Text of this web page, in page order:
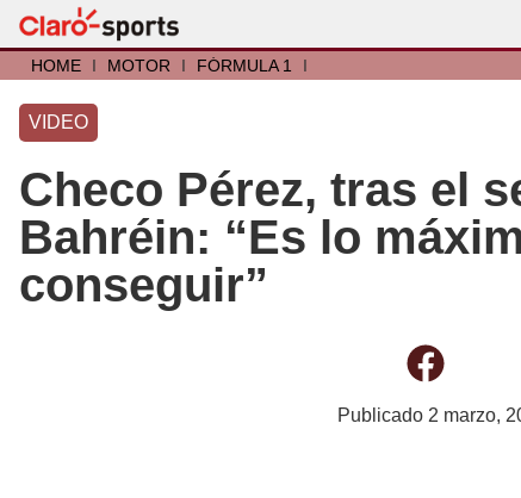
HOME I MOTOR I FÓRMULA 1 I
VIDEO
Checo Pérez, tras el
Bahréin: “Es lo
conseguir”
Publicado 2 marzo,